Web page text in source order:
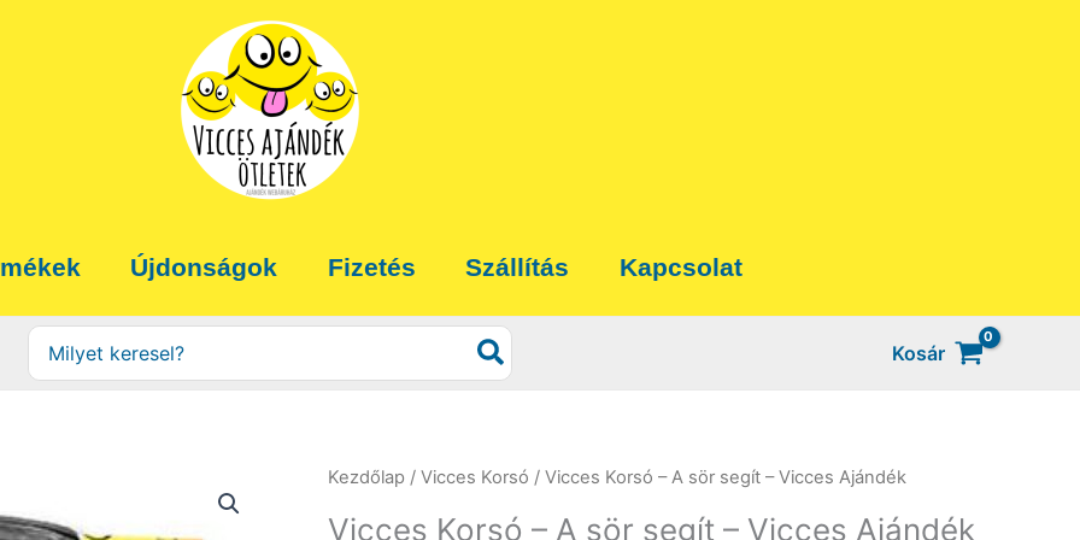
Újdonságok Fizetés Szállítás Kapcsolat
Search
for:
Kosár
Kezdőlap / Vicces Korsó / Vicces Korsó – A sör segít – Vicces Ajándék
Vicces Korsó – A sör segít – Vicces Ajándék